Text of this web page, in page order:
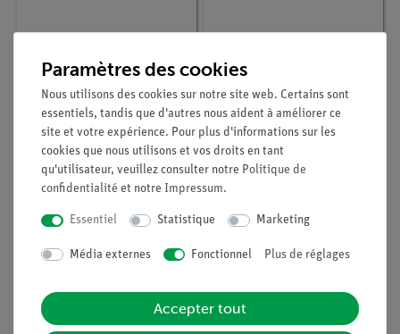
Kit étudiant
Électromagnétisme,
digital, TESS Phys
Avancée
Champ magnétique de
bobines simples - Loi
de Biot-Savart avec
teslamètre
Paramètres des cookies
Nous utilisons des cookies sur notre site web. Certains sont
essentiels, tandis que d'autres nous aident à améliorer ce
site et votre expérience. Pour plus d'informations sur les
cookies que nous utilisons et vos droits en tant
qu'utilisateur, veuillez consulter notre Politique de
confidentialité et notre Impressum.
Essentiel Statistique Marketing
Média externes Fonctionnel Plus de réglages
Accepter tout